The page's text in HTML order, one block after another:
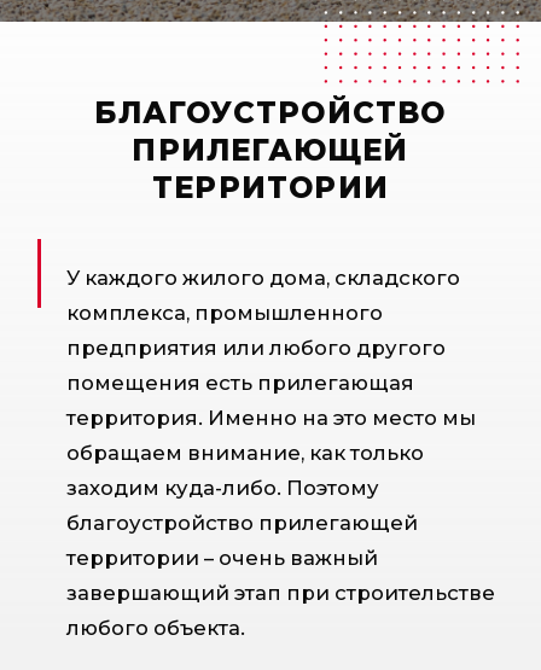
БЛАГОУСТРОЙСТВО
ПРИЛЕГАЮЩЕЙ
ТЕРРИТОРИИ
У каждого жилого дома, складского
комплекса, промышленного
предприятия или любого другого
помещения есть прилегающая
территория. Именно на это место мы
обращаем внимание, как только
заходим куда-либо. Поэтому
благоустройство прилегающей
территории – очень важный
завершающий этап при строительстве
любого объекта.